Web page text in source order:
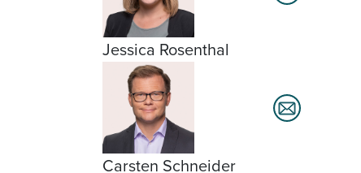
Jessica Rosenthal
Carsten Schneider